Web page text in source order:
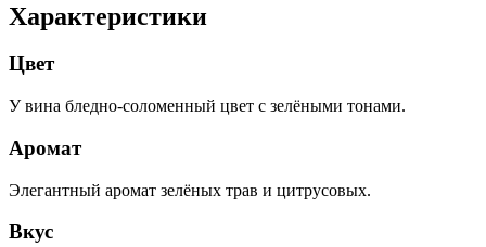
Характеристики
Цвет
У вина бледно-соломенный цвет с зелёными тонами.
Аромат
Элегантный аромат зелёных трав и цитрусовых.
Вкус